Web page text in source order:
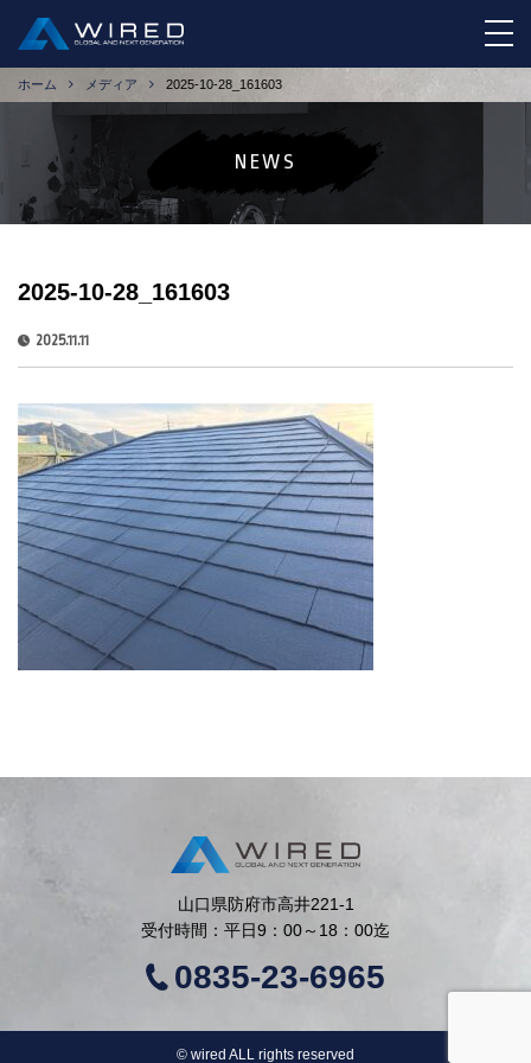
ホーム メディア 2025-10-28_161603
NEWS
2025-10-28_161603
2025.11.11
山口県防府市高井221-1
受付時間：平日9：00～18：00迄
0835-23-6965
©︎ wired ALL rights reserved